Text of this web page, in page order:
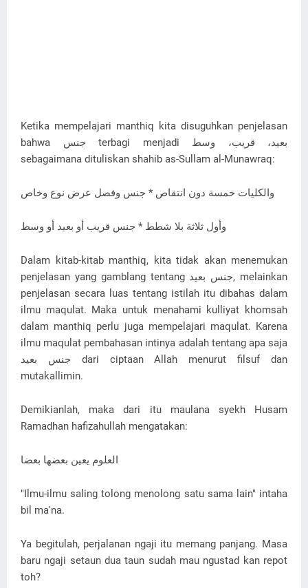
Ketika mempelajari manthiq kita disuguhkan penjelasan
bahwa جنس terbagi menjadi بعيد، قريب، وسط
sebagaimana dituliskan shahib as-Sullam al-Munawraq:
والكليات خمسة دون انتقاص * جنس وفصل عرض نوع وخاص
وأول ثلاثة بلا شطط * جنس قريب أو بعيد أو وسط
Dalam kitab-kitab manthiq, kita tidak akan menemukan
penjelasan yang gamblang tentang جنس بعيد, melainkan
penjelasan secara luas tentang istilah itu dibahas dalam
ilmu maqulat. Maka untuk menahami kulliyat khomsah
dalam manthiq perlu juga mempelajari maqulat. Karena
ilmu maqulat pembahasan intinya adalah tentang apa saja
جنس بعيد dari ciptaan Allah menurut filsuf dan
mutakallimin.
Demikianlah, maka dari itu maulana syekh Husam
Ramadhan hafizahullah mengatakan:
العلوم يعين بعضها بعضا
"Ilmu-ilmu saling tolong menolong satu sama lain" intaha
bil ma'na.
Ya begitulah, perjalanan ngaji itu memang panjang. Masa
baru ngaji setaun dua taun sudah mau ngustad kan repot
toh?